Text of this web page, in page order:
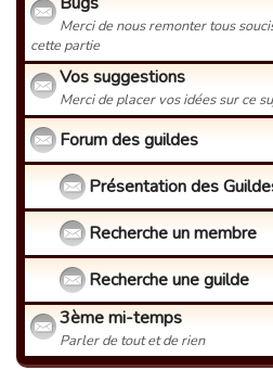
Merci de nous remonter tous
cette partie
Vos suggestions
Merci de placer vos idées sur ce
Forum des guildes
Présentation des
Recherche un membre
Recherche une guilde
3ème mi-temps
Parler de tout et de rien